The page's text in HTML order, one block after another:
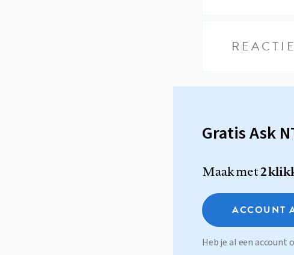
Gratis Ask
Maak met2
ACCOUNT
Heb je al een account